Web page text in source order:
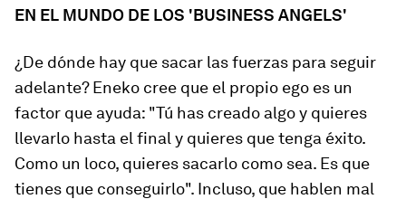
EN EL MUNDO DE LOS 'BUSINESS ANGELS'
¿De dónde hay que sacar las fuerzas para seguir
adelante? Eneko cree que el propio ego es un
factor que ayuda: "Tú has creado algo y quieres
llevarlo hasta el final y quieres que tenga éxito.
Como un loco, quieres sacarlo como sea. Es que
tienes que conseguirlo". Incluso, que hablen mal